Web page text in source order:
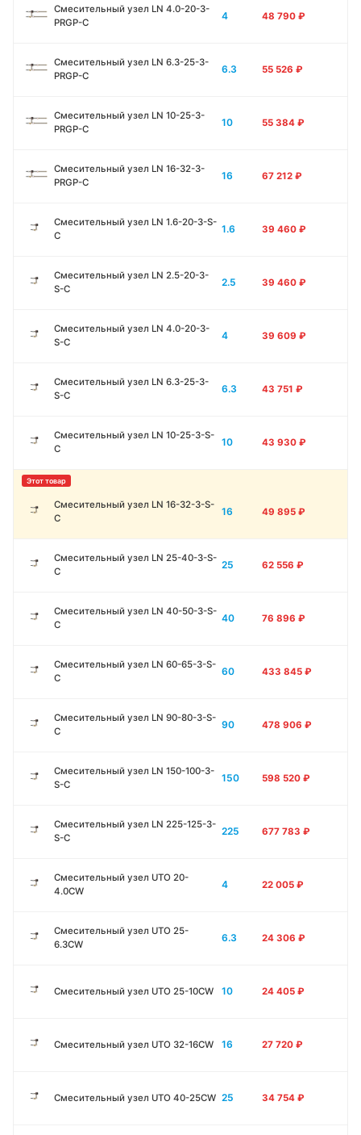
Смесительный узел LN 4.0-20-3-
PRGP-C
4 48 790 ₽
Смесительный узел LN 6.3-25-3-
PRGP-C
6.3 55 526 ₽
Смесительный узел LN 10-25-3-
PRGP-C
10 55 384 ₽
Смесительный узел LN 16-32-3-
PRGP-C
16 67 212 ₽
Смесительный узел LN 1.6-20-3-S-
C
1.6 39 460 ₽
Смесительный узел LN 2.5-20-3-
S-C
2.5 39 460 ₽
Смесительный узел LN 4.0-20-3-
S-C
4 39 609 ₽
Смесительный узел LN 6.3-25-3-
S-C
6.3 43 751 ₽
Смесительный узел LN 10-25-3-S-
C
10 43 930 ₽
Смесительный узел LN 16-32-3-S-
C
16 49 895 ₽
Смесительный узел LN 25-40-3-S-
C
25 62 556 ₽
Смесительный узел LN 40-50-3-S-
C
40 76 896 ₽
Смесительный узел LN 60-65-3-S-
C
60 433 845 ₽
Смесительный узел LN 90-80-3-S-
C
90 478 906 ₽
Смесительный узел LN 150-100-3-
S-C
150 598 520 ₽
Смесительный узел LN 225-125-3-
S-C
225 677 783 ₽
Смесительный узел UTO 20-
4.0CW
4 22 005 ₽
Смесительный узел UTO 25-
6.3CW
6.3 24 306 ₽
Смесительный узел UTO 25-10CW 10 24 405 ₽
Смесительный узел UTO 32-16CW 16 27 720 ₽
Смесительный узел UTO 40-25CW 25 34 754 ₽